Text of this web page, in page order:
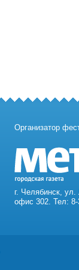
Организатор
г. Челябинск,
офис 302. Тел: 8-